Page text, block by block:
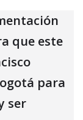
que este
para
ser